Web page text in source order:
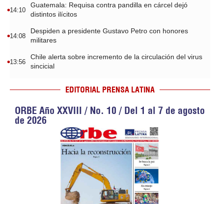
14:10
Guatemala: Requisa contra pandilla en cárcel dejó
distintos ilícitos
14:08
Despiden a presidente Gustavo Petro con honores
militares
13:56
Chile alerta sobre incremento de la circulación del virus
sincicial
EDITORIAL PRENSA LATINA
ORBE Año XXVIII / No. 10 / Del 1 al 7 de agosto
de 2026